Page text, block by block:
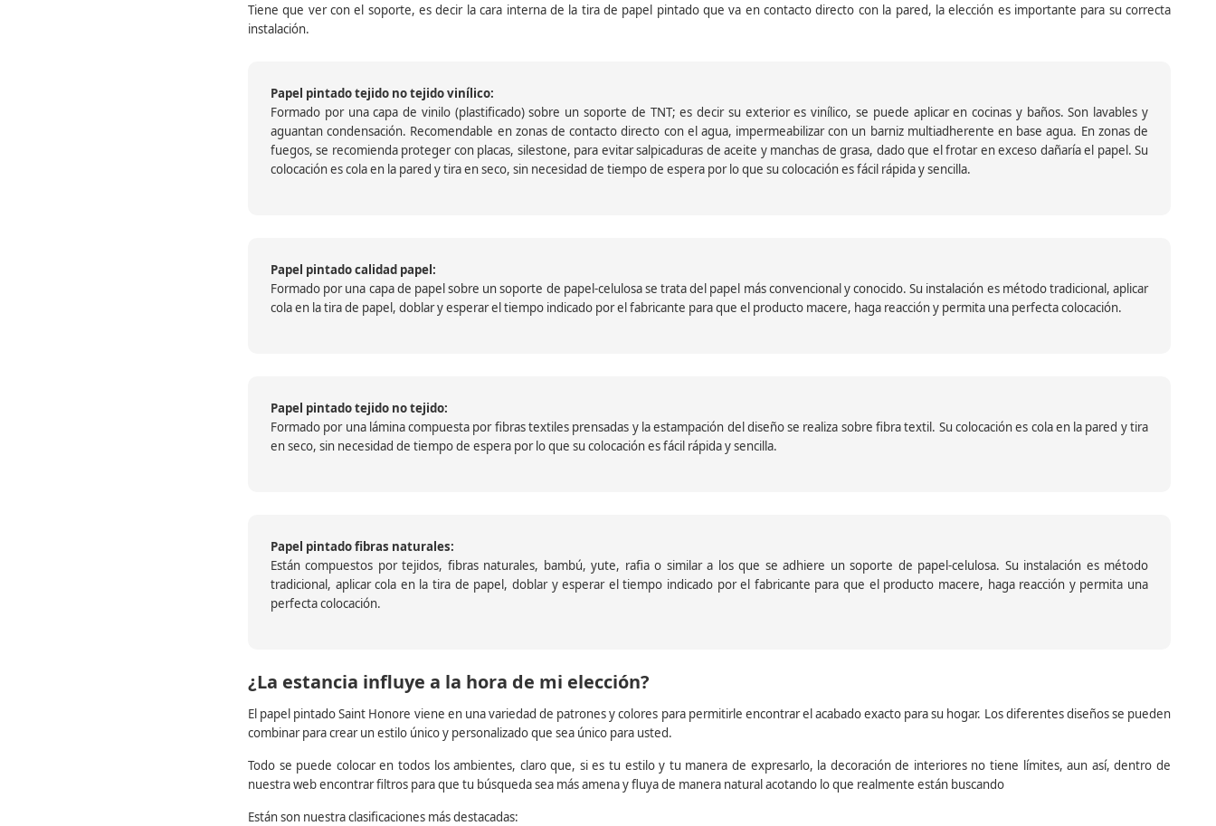
Tiene que ver con el soporte, es decir la cara interna de la tira de papel pintado que va en contacto directo con la pared, la elección es importante para su correcta
instalación.
Papel pintado tejido no tejido vinílico:
Formado por una capa de vinilo (plastificado) sobre un soporte de TNT; es decir su exterior es vinílico, se puede aplicar en cocinas y baños. Son lavables y
aguantan condensación. Recomendable en zonas de contacto directo con el agua, impermeabilizar con un barniz multiadherente en base agua. En zonas de
fuegos, se recomienda proteger con placas, silestone, para evitar salpicaduras de aceite y manchas de grasa, dado que el frotar en exceso dañaría el papel. Su
colocación es cola en la pared y tira en seco, sin necesidad de tiempo de espera por lo que su colocación es fácil rápida y sencilla.
Papel pintado calidad papel:
Formado por una capa de papel sobre un soporte de papel-celulosa se trata del papel más convencional y conocido. Su instalación es método tradicional, aplicar
cola en la tira de papel, doblar y esperar el tiempo indicado por el fabricante para que el producto macere, haga reacción y permita una perfecta colocación.
Papel pintado tejido no tejido:
Formado por una lámina compuesta por fibras textiles prensadas y la estampación del diseño se realiza sobre fibra textil. Su colocación es cola en la pared y tira
en seco, sin necesidad de tiempo de espera por lo que su colocación es fácil rápida y sencilla.
Papel pintado fibras naturales:
Están compuestos por tejidos, fibras naturales, bambú, yute, rafia o similar a los que se adhiere un soporte de papel-celulosa. Su instalación es método
tradicional, aplicar cola en la tira de papel, doblar y esperar el tiempo indicado por el fabricante para que el producto macere, haga reacción y permita una
perfecta colocación.
¿La estancia influye a la hora de mi elección?
El papel pintado Saint Honore viene en una variedad de patrones y colores para permitirle encontrar el acabado exacto para su hogar. Los diferentes diseños se pueden
combinar para crear un estilo único y personalizado que sea único para usted.
Todo se puede colocar en todos los ambientes, claro que, si es tu estilo y tu manera de expresarlo, la decoración de interiores no tiene límites, aun así, dentro de
nuestra web encontrar filtros para que tu búsqueda sea más amena y fluya de manera natural acotando lo que realmente están buscando
Están son nuestra clasificaciones más destacadas: